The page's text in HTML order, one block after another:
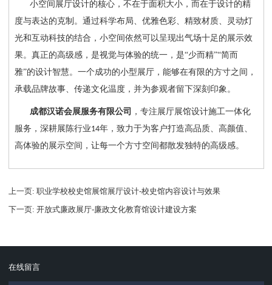
小空间展厅设计的核心，不在于面积大小，而在于设计的精
度与表达的克制。通过科学布局、优雅色彩、精致材质、灵动灯
光和互动科技的结合，小空间依然可以呈现出气场十足的展示效
果。 真正的高级感，是视觉与体验的统一，是“少而精”“简而
雅”的设计智慧。一个成功的小型展厅，能够在有限的方寸之间，
承载品牌故事、传递文化温度，并为参观者留下深刻印象。
成都汉诺会展服务有限公司
，专注展厅展馆设计施工一体化
服务，深耕展陈行业14年，致力于为客户打造高品质、高颜值、
高体验的展示空间，让每一个方寸空间都散发独特的高级感。
上一页 : 职业学校校史馆展馆展厅设计-校史馆内容设计与效果
下一页 : 开放式廉政展厅-廉政文化教育馆设计建设方案
在线留言